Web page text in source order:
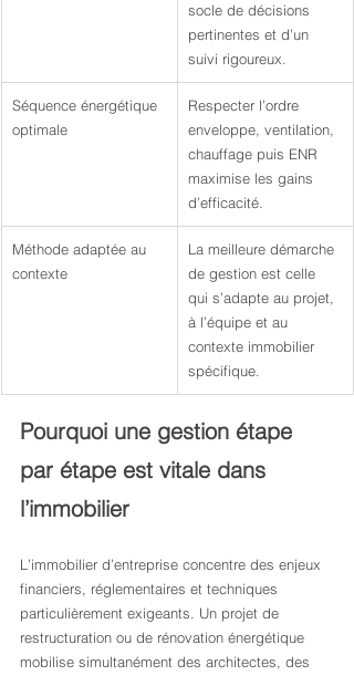
socle de décisions
pertinentes et d’un
suivi rigoureux.
Séquence énergétique
optimale
Respecter l’ordre
enveloppe, ventilation,
chauffage puis ENR
maximise les gains
d’efficacité.
Méthode adaptée au
contexte
La meilleure démarche
de gestion est celle
qui s’adapte au projet,
à l’équipe et au
contexte immobilier
spécifique.
Pourquoi une gestion étape
par étape est vitale dans
l’immobilier
L’immobilier d’entreprise concentre des enjeux
financiers, réglementaires et techniques
particulièrement exigeants. Un projet de
restructuration ou de rénovation énergétique
mobilise simultanément des architectes, des